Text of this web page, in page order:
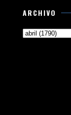
ARCHIVO